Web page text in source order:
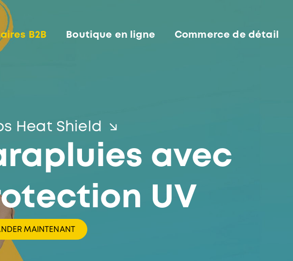
B2B Boutique en ligne Commerce de détail
Heat Shield
avec
UV
MAINTENANT